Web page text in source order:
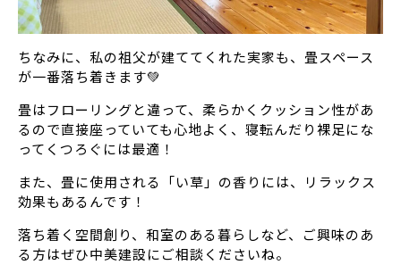
ちなみに、私の祖父が建ててくれた実家も、畳スペース
が一番落ち着きます💚
畳はフローリングと違って、柔らかくクッション性があ
るので直接座っていても心地よく、寝転んだり裸足にな
ってくつろぐには最適！
また、畳に使用される「い草」の香りには、リラックス
効果もあるんです！
落ち着く空間創り、和室のある暮らしなど、ご興味のあ
る方はぜひ中美建設にご相談くださいね。